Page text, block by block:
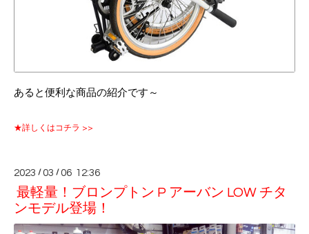
あると便利な商品の紹介です～
★詳しくはコチラ >>
2023 /03 /06 12:36
最軽量！ブロンプトン P アーバン LOW チタ
ンモデル登場！